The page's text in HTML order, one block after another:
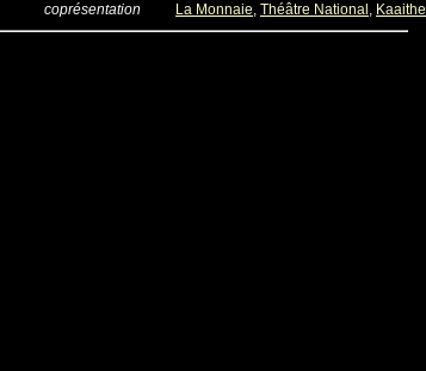
coprésentation
La Monnaie, Théâtre National ,